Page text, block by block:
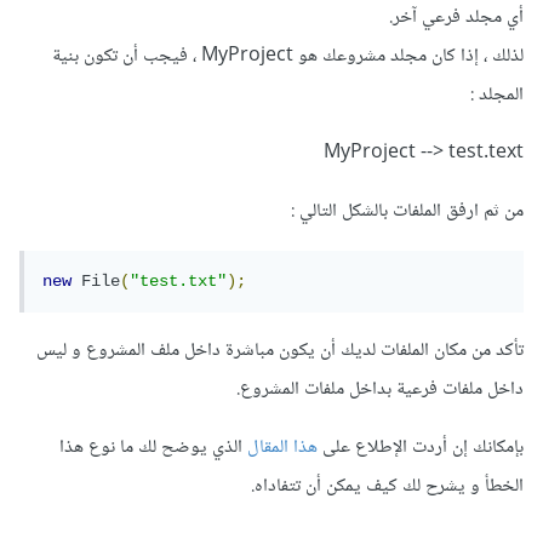
أي مجلد فرعي آخر.
لذلك ، إذا كان مجلد مشروعك هو MyProject ، فيجب أن تكون بنية
المجلد :
MyProject --> test.text
من ثم ارفق الملفات بالشكل التالي :
new File("test.txt");
تأكد من مكان الملفات لديك أن يكون مباشرة داخل ملف المشروع و ليس
داخل ملفات فرعية بداخل ملفات المشروع.
بإمكانك إن أردت الإطلاع علىهذا المقالالذي يوضح لك ما نوع هذا
الخطأ و يشرح لك كيف يمكن أن تتفاداه.